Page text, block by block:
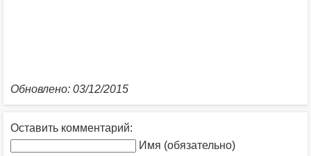
Обновлено: 03/12/2015
Оставить комментарий:
Имя (обязательно)